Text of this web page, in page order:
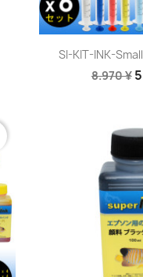

SI-KIT-INK-
8.970 ¥